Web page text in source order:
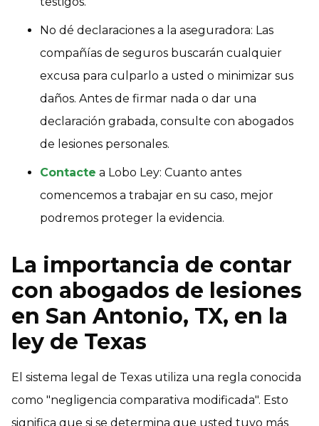
No dé declaraciones a la aseguradora: Las
compañías de seguros buscarán cualquier
excusa para culparlo a usted o minimizar sus
daños. Antes de firmar nada o dar una
declaración grabada, consulte con abogados
de lesiones personales.
Contacte a Lobo Ley: Cuanto antes
comencemos a trabajar en su caso, mejor
podremos proteger la evidencia.
La importancia de contar
con abogados de lesiones
en San Antonio, TX, en la
ley de Texas
El sistema legal de Texas utiliza una regla conocida
como "negligencia comparativa modificada". Esto
significa que si se determina que usted tuvo más